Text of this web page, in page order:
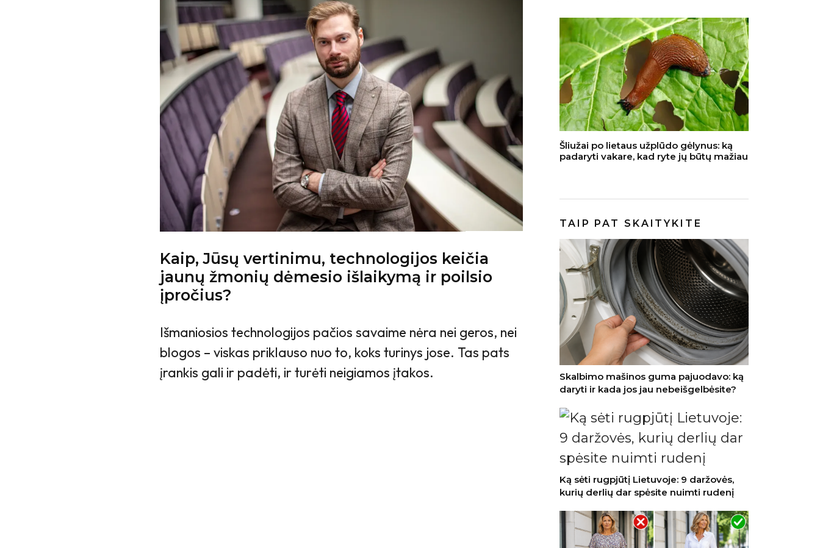
Kaip, Jūsų vertinimu, technologijos keičia
jaunų žmonių dėmesio išlaikymą ir poilsio
įpročius?
Išmaniosios technologijos pačios savaime nėra nei geros, nei
blogos – viskas priklauso nuo to, koks turinys jose. Tas pats
įrankis gali ir padėti, ir turėti neigiamos įtakos.
Šliužai po lietaus užplūdo gėlynus: ką
padaryti vakare, kad ryte jų būtų mažiau
TAIP PAT SKAITYKITE
Skalbimo mašinos guma pajuodavo: ką
daryti ir kada jos jau nebeišgelbėsite?
Ką sėti rugpjūtį Lietuvoje: 9 daržovės,
kurių derlių dar spėsite nuimti rudenį